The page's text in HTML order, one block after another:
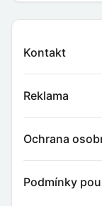
Kontakt
Reklama
Ochrana
Podmínky